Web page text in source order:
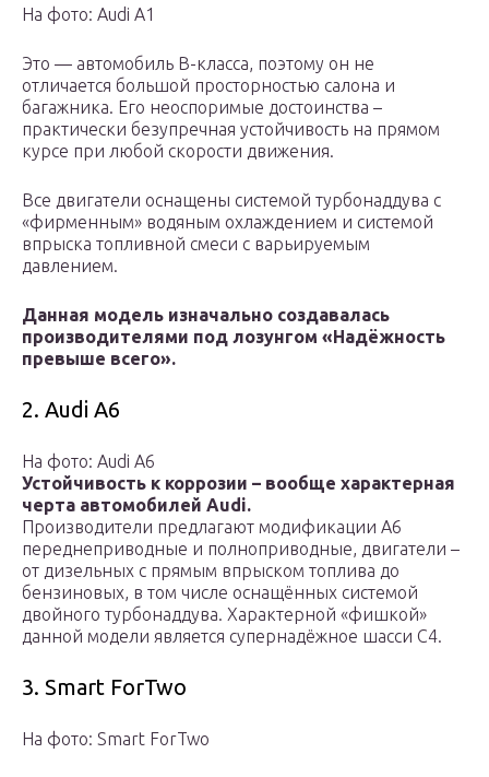
На фото: Audi A1
Это — автомобиль В-класса, поэтому он не
отличается большой просторностью салона и
багажника. Его неоспоримые достоинства –
практически безупречная устойчивость на прямом
курсе при любой скорости движения.
Все двигатели оснащены системой турбонаддува с
«фирменным» водяным охлаждением и системой
впрыска топливной смеси с варьируемым
давлением.
Данная модель изначально создавалась
производителями под лозунгом «Надёжность
превыше всего».
2. Audi A6
На фото: Audi A6
Устойчивость к коррозии – вообще характерная
черта автомобилей Audi.
Производители предлагают модификации А6
переднеприводные и полноприводные, двигатели –
от дизельных с прямым впрыском топлива до
бензиновых, в том числе оснащённых системой
двойного турбонаддува. Характерной «фишкой»
данной модели является супернадёжное шасси C4.
3. Smart ForTwo
На фото: Smart ForTwo